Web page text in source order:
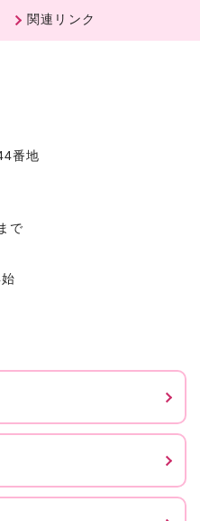
関連リンク
番地
で